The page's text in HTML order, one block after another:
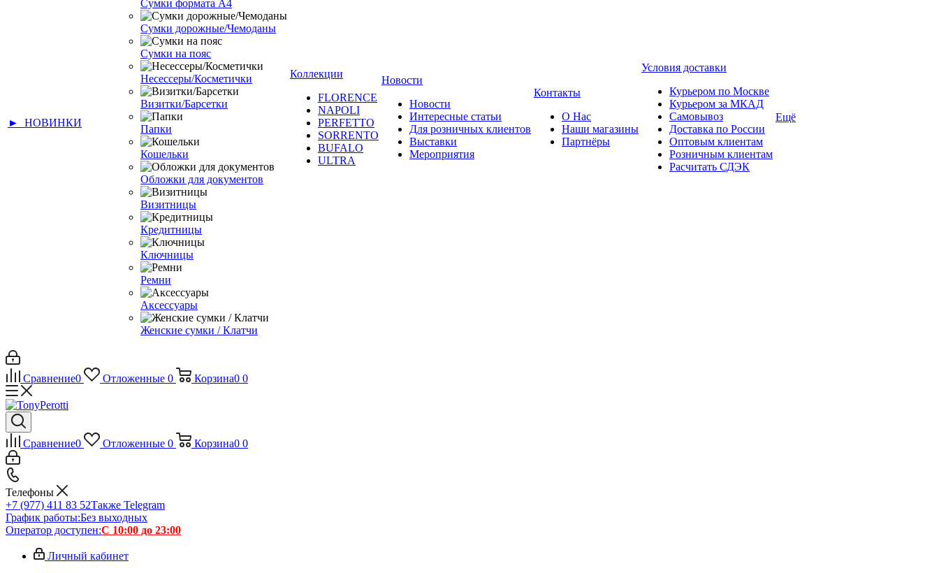
► НОВИНКИ
Сумки формата А4
Сумки дорожные/Чемоданы
Сумки на пояс
Несессеры/Косметички
Визитки/Барсетки
Папки
Кошельки
Обложки для документов
Визитницы
Кредитницы
Ключницы
Ремни
Аксессуары
Женские сумки / Клатчи
Коллекции
FLORENCE
NAPOLI
PERFETTO
SORRENTO
BUFALO
ULTRA
Новости
Новости
Интересные статьи
Для розничных клиентов
Выставки
Мероприятия
Контакты
О Нас
Наши магазины
Партнёры
Условия доставки
Курьером по Москве
Курьером за МКАД
Самовывоз
Доставка по России
Оптовым клиентам
Розничным клиентам
Расчитать СДЭК
Ещё
Сравнение0 Отложенные 0 Корзина0 0
Сравнение0 Отложенные 0 Корзина0 0
Телефоны
+7 (977) 411 83 52Также Telegram
График работы:Без выходных
Оператор доступен:С 10:00 до 23:00
Личный кабинет